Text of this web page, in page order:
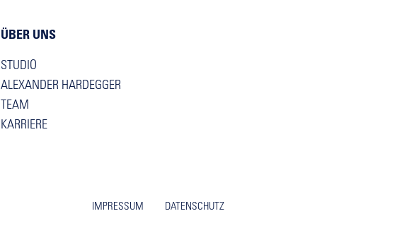
ÜBER UNS
STUDIO
ALEXANDER HARDEGGER
TEAM
KARRIERE
IMPRESSUM DATENSCHUTZ